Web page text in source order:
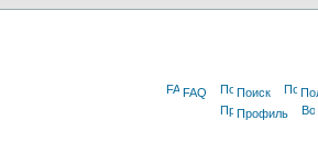
FAQ Поиск
Профиль